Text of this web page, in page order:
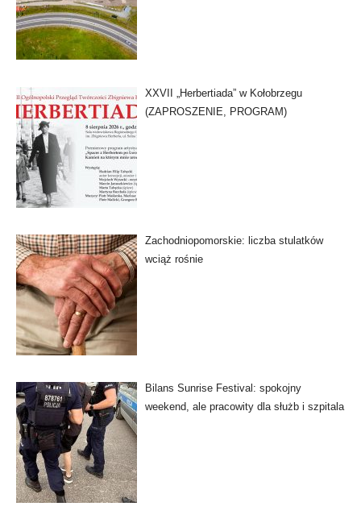
XXVII „Herbertiada” w Kołobrzegu
(ZAPROSZENIE, PROGRAM)
Zachodniopomorskie: liczba stulatków
wciąż rośnie
Bilans Sunrise Festival: spokojny
weekend, ale pracowity dla służb i szpitala